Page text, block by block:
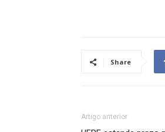
Share
Artigo anterior